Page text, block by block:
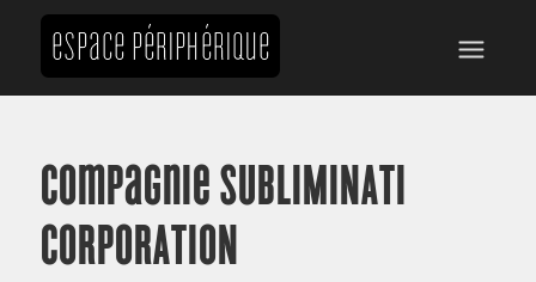
Compagnie SUBLIMINATI
CORPORATION